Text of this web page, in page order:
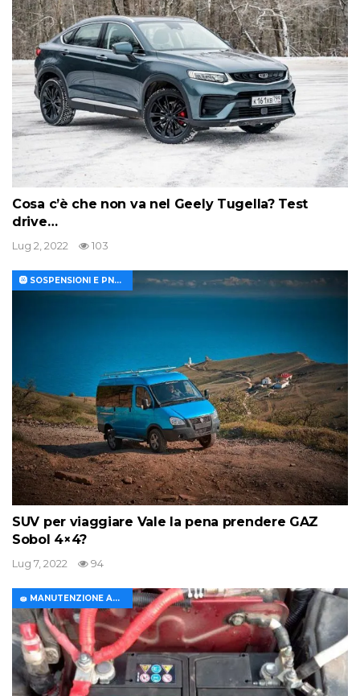
Cosa c’è che non va nel Geely Tugella? Test
drive…
Lug 2, 2022 103
🛞 SOSPENSIONI E PNEUMATICI
SUV per viaggiare Vale la pena prendere GAZ
Sobol 4×4?
Lug 7, 2022 94
🧽 MANUTENZIONE AUTO